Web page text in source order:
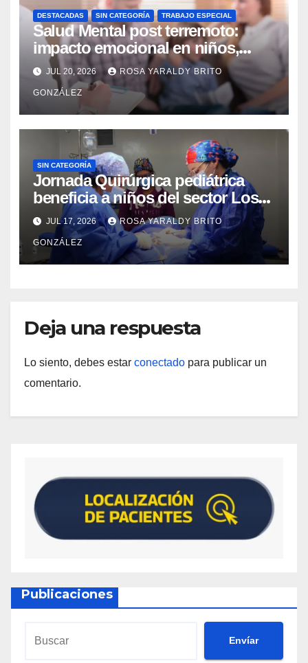
DESTACADAS SIN CATEGORÍA TRABAJO ESPECIAL
Salud Mental post terremoto:
impacto emocional en niños,
niñas, adolescentes y madres
JUL 20, 2026 ROSA YARALDY BRITO
GONZÁLEZ
SIN CATEGORÍA
Jornada Quirúrgica pediátrica
beneficia a niños del sector Los
Curos
JUL 17, 2026 ROSA YARALDY BRITO
GONZÁLEZ
Deja una respuesta
Lo siento, debes estar conectado para publicar un
comentario.
Publicaciones
Envíar